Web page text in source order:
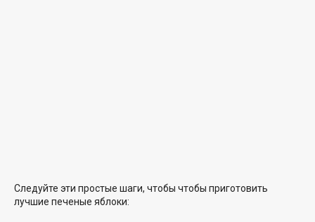
Следуйте эти простые шаги, чтобы чтобы приготовить
лучшие печеные яблоки: